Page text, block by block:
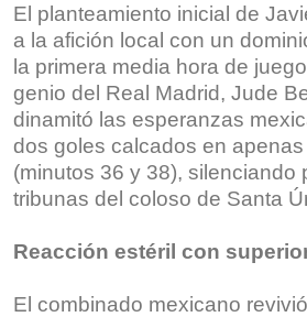
El planteamiento inicial de
a la afición local con un
la primera media hora de
genio del Real Madrid, Jude
dinamitó las esperanzas
dos goles calcados en
(minutos 36 y 38), silenciando
tribunas del coloso de Santa
Reacción estéril con
El combinado mexicano